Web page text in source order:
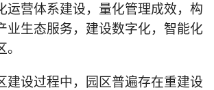
运营体系建设，量化管理成效，构
业生态服务，建设数字化，智能化
建设过程中，园区普遍存在重建设